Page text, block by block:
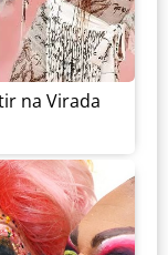
na Virada